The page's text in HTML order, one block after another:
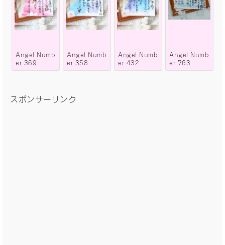
Angel Numb
er 369
Angel Numb
er 358
Angel Numb
er 432
Angel Numb
er 763
スポンサーリンク